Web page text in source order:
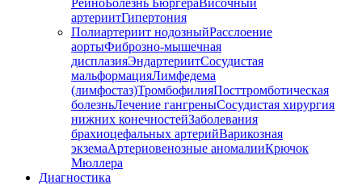
РейноБолезнь БюргераВисочный
артериитГипертония
Полиартериит нодозныйРасслоение
аортыФиброзно-мышечная
дисплазияЭндартериитСосудистая
мальформацияЛимфедема
(лимфостаз)ТромбофилияПосттромботическая
болезньЛечение гангреныСосудистая хирургия
нижних конечностейЗаболевания
брахиоцефальных артерийВарикозная
экземаАртериовенозные аномалииКрючок
Мюллера
Диагностика